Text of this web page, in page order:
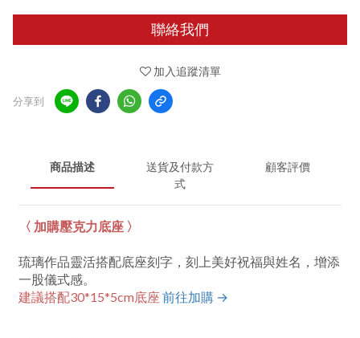
聯絡我們
加入追蹤清單
分享到
商品描述
送貨及付款方
式
顧客評價
〈 加購壓克力底座 〉
琉璃作品靈活搭配底座刻字，刻上美好祝福與姓名，增添
一股儀式感。
建議搭配30*15*5cm底座 前往加購 →